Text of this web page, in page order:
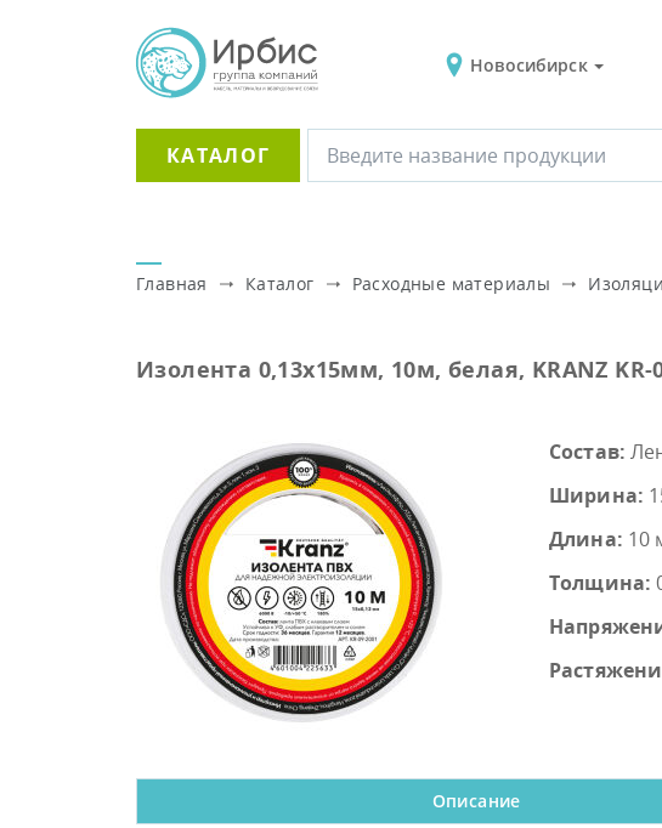
Новосибирск
КАТАЛОГ
Главная Каталог Расходные материалы
Изолента 0,13х15мм, 10м, белая, KRANZ KR-
Состав:
Ширина:
Длина: 10
Толщина:
Описание